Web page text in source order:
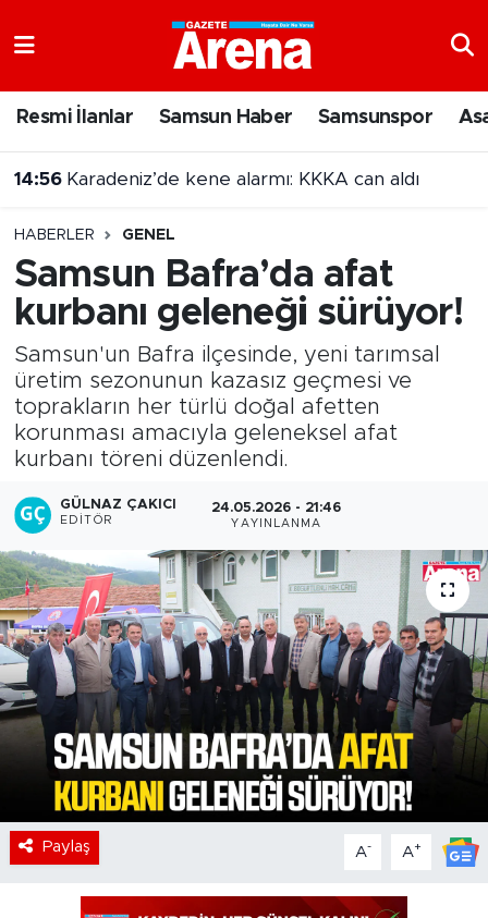
Resmi İlanlar Samsun Haber Samsunspor
HABERLER GENEL
Samsun Bafra’da afat
kurbanı geleneği sürüyor!
Samsun'un Bafra ilçesinde, yeni tarımsal
üretim sezonunun kazasız geçmesi ve
toprakların her türlü doğal afetten
korunması amacıyla geleneksel afat
kurbanı töreni düzenlendi.
GÜLNAZ ÇAKICI
EDITÖR
24.05.2026 - 21:46
YAYINLANMA
Paylaş A- A+
Süper Lig Puan Durumu ve Fikstür
Tüm Manşetler
Son Dakika Haberleri
Haber Arşivi